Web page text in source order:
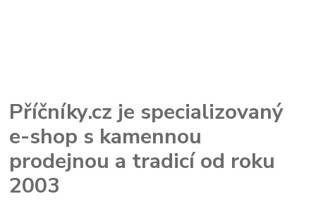
Příčníky.cz je specializovaný
e-shop s kamennou
prodejnou a tradicí od roku
2003